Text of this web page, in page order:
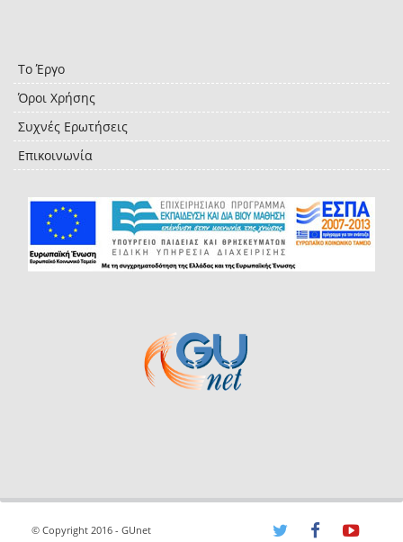
Το Έργο
Όροι Χρήσης
Συχνές Ερωτήσεις
Επικοινωνία
© Copyright 2016 - GUnet